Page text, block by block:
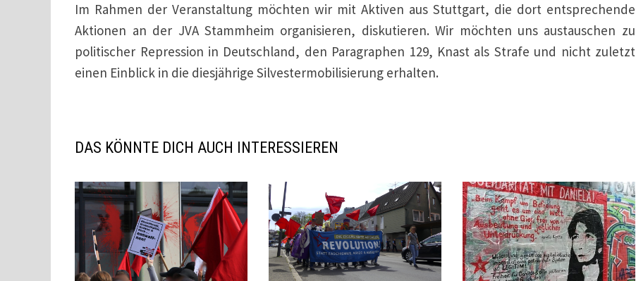
Im Rahmen der Veranstaltung möchten wir mit Aktiven aus Stuttgart, die dort entsprechende
Aktionen an der JVA Stammheim organisieren, diskutieren. Wir möchten uns austauschen zu
politischer Repression in Deutschland, den Paragraphen 129, Knast als Strafe und nicht zuletzt
einen Einblick in die diesjährige Silvestermobilisierung erhalten.
DAS KÖNNTE DICH AUCH INTERESSIEREN